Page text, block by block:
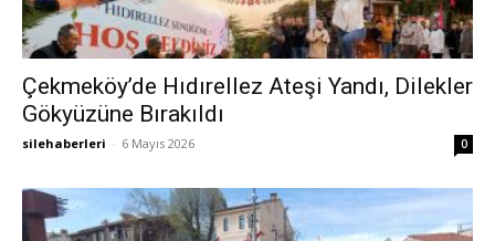
Çekmeköy’de Hıdırellez Ateşi Yandı, Dilekler
Gökyüzüne Bırakıldı
silehaberleri - 6 Mayıs 2026 0